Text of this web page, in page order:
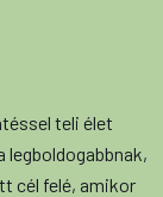
teli élet
legboldogabbnak,
cél felé, amikor